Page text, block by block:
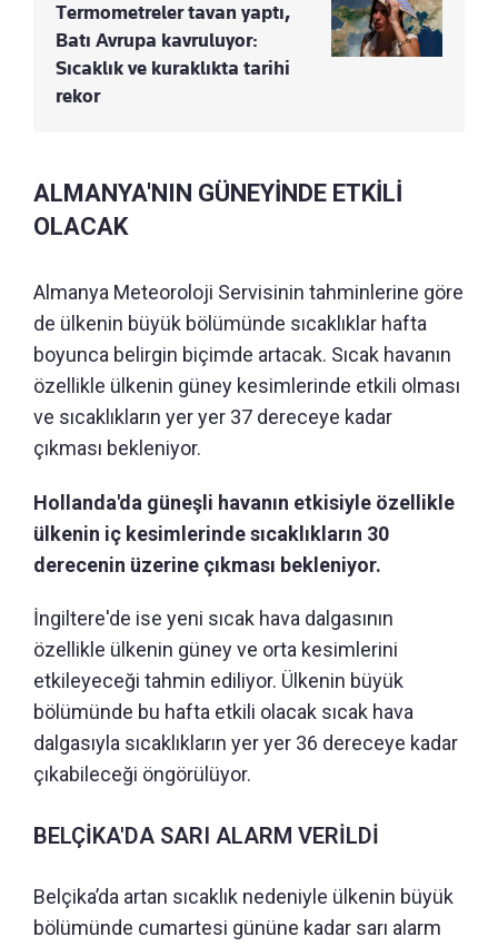
Termometreler tavan yaptı,
Batı Avrupa kavruluyor:
Sıcaklık ve kuraklıkta tarihi
rekor
ALMANYA'NIN GÜNEYİNDE ETKİLİ
OLACAK
Almanya Meteoroloji Servisinin tahminlerine göre
de ülkenin büyük bölümünde sıcaklıklar hafta
boyunca belirgin biçimde artacak. Sıcak havanın
özellikle ülkenin güney kesimlerinde etkili olması
ve sıcaklıkların yer yer 37 dereceye kadar
çıkması bekleniyor.
Hollanda'da güneşli havanın etkisiyle özellikle
ülkenin iç kesimlerinde sıcaklıkların 30
derecenin üzerine çıkması bekleniyor.
İngiltere'de ise yeni sıcak hava dalgasının
özellikle ülkenin güney ve orta kesimlerini
etkileyeceği tahmin ediliyor. Ülkenin büyük
bölümünde bu hafta etkili olacak sıcak hava
dalgasıyla sıcaklıkların yer yer 36 dereceye kadar
çıkabileceği öngörülüyor.
BELÇİKA'DA SARI ALARM VERİLDİ
Belçika’da artan sıcaklık nedeniyle ülkenin büyük
bölümünde cumartesi gününe kadar sarı alarm